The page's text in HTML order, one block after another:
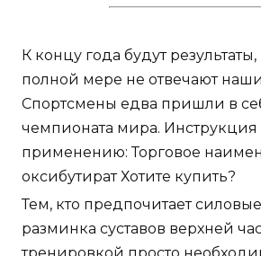
К концу года будут
полной мере не отвечают
Спортсмены едва пришли в
чемпионата мира. Инструкция
применению: Торговое
оксибутират Хотите купить?
Тем, кто предпочитает
разминка суставов верхней